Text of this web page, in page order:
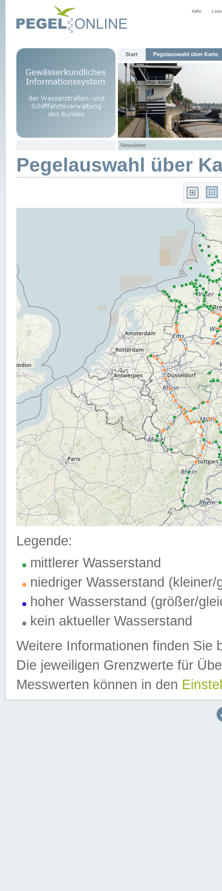
Hilfe
Start Pegelauswahl über Karte
Newsletter
Pegelauswahl über
Legende:
mittlerer Wasserstand
niedriger Wasserstand (kleiner/
hoher Wasserstand (größer/
kein aktueller Wasserstand
Weitere Informationen finden Sie
Die jeweiligen Grenzwerte für
Messwerten können in den